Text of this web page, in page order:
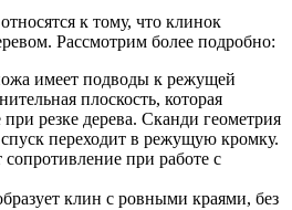
к тому, что клинок
Рассмотрим более подробно:
имеет подводы к режущей
плоскость, которая
резке дерева. Сканди геометрия
переходит в режущую кромку.
сопротивление при работе с
клин с ровными краями, без